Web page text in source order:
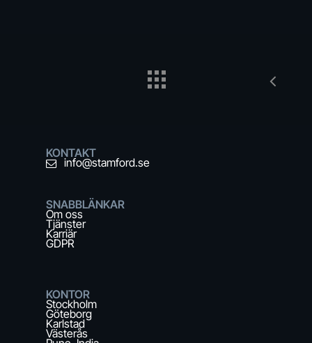
KONTOR
Stockholm
Göteborg
Karlstad
Västerås
SNABBLÄNKAR
Om oss
Tjänster
Karriär
GDPR
KONTAKT
info@stamford.se